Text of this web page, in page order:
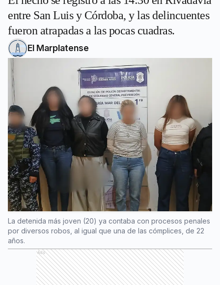
entre San Luis y Córdoba, y las delincuentes
fueron atrapadas a las pocas cuadras.
El Marplatense
La detenida más joven (20) ya contaba con procesos penales
por diversos robos, al igual que una de las cómplices, de 22
años.
Ads